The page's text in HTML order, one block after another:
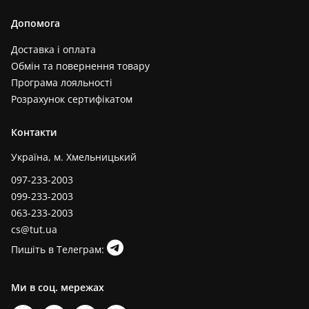
Допомога
Доставка і оплата
Обмін та повернення товару
Програма лояльності
Розрахунок сертифікатом
Контакти
Україна, м. Хмельницький
097-233-2003
099-233-2003
063-233-2003
cs@tut.ua
Пишіть в Телеграм:
Ми в соц. мережах